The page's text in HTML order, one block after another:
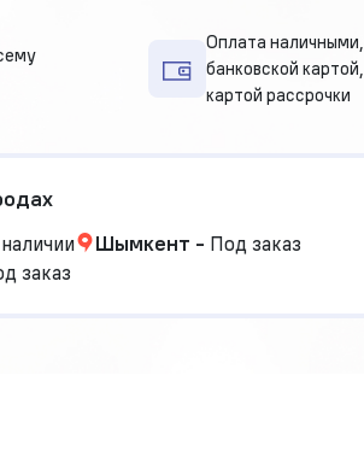
Оплата наличными,
банковской картой,
картой рассрочки
Шымкент - Под заказ
заказ